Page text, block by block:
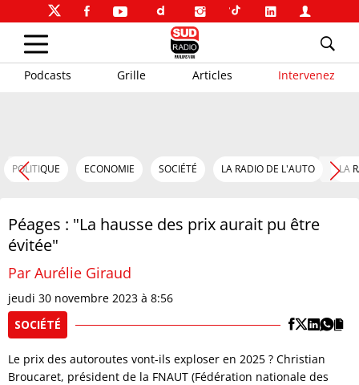
Podcasts Grille Articles Intervenez
POLITIQUE ECONOMIE SOCIÉTÉ LA RADIO DE L'AUTO LA
Péages : "La hausse des prix aurait pu être
évitée"
Par Aurélie Giraud
jeudi 30 novembre 2023 à 8:56
SOCIÉTÉ
Le prix des autoroutes vont-ils exploser en 2025 ? Christian
Broucaret, président de la FNAUT (Fédération nationale des